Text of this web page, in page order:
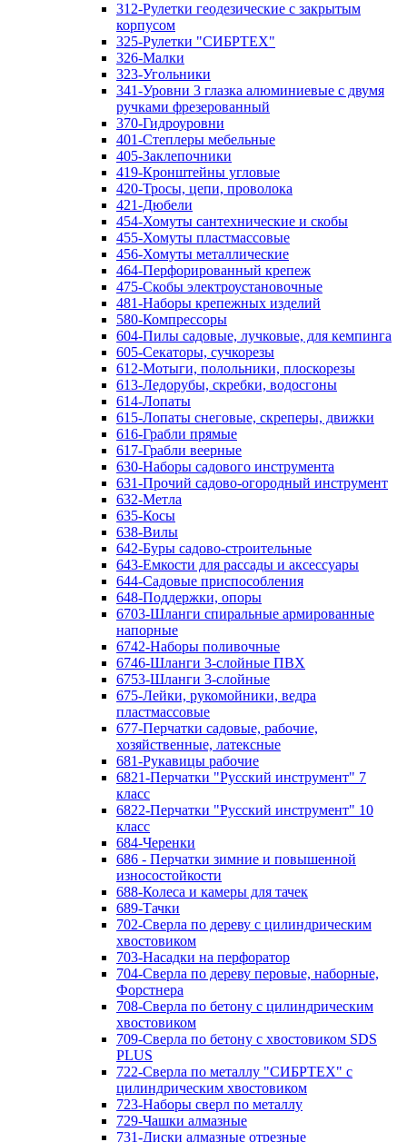
312-Рулетки геодезические с закрытым
корпусом
325-Рулетки "СИБРТЕХ"
326-Малки
323-Угольники
341-Уровни 3 глазка алюминиевые с двумя
ручками фрезерованный
370-Гидроуровни
401-Степлеры мебельные
405-Заклепочники
419-Кронштейны угловые
420-Тросы, цепи, проволока
421-Дюбели
454-Хомуты сантехнические и скобы
455-Хомуты пластмассовые
456-Хомуты металлические
464-Перфорированный крепеж
475-Скобы электроустановочные
481-Наборы крепежных изделий
580-Компрессоры
604-Пилы садовые, лучковые, для кемпинга
605-Секаторы, сучкорезы
612-Мотыги, полольники, плоскорезы
613-Ледорубы, скребки, водосгоны
614-Лопаты
615-Лопаты снеговые, скреперы, движки
616-Грабли прямые
617-Грабли веерные
630-Наборы садового инструмента
631-Прочий садово-огородный инструмент
632-Метла
635-Косы
638-Вилы
642-Буры садово-строительные
643-Емкости для рассады и аксессуары
644-Садовые приспособления
648-Поддержки, опоры
6703-Шланги спиральные армированные
напорные
6742-Наборы поливочные
6746-Шланги 3-слойные ПВХ
6753-Шланги 3-слойные
675-Лейки, рукомойники, ведра
пластмассовые
677-Перчатки садовые, рабочие,
хозяйственные, латексные
681-Рукавицы рабочие
6821-Перчатки "Русский инструмент" 7
класс
6822-Перчатки "Русский инструмент" 10
класс
684-Черенки
686 - Перчатки зимние и повышенной
износостойкости
688-Колеса и камеры для тачек
689-Тачки
702-Сверла по дереву с цилиндрическим
хвостовиком
703-Насадки на перфоратор
704-Сверла по дереву перовые, наборные,
Форстнера
708-Сверла по бетону с цилиндрическим
хвостовиком
709-Сверла по бетону с хвостовиком SDS
PLUS
722-Сверла по металлу "СИБРТЕХ" с
цилиндрическим хвостовиком
723-Наборы сверл по металлу
729-Чашки алмазные
731-Диски алмазные отрезные